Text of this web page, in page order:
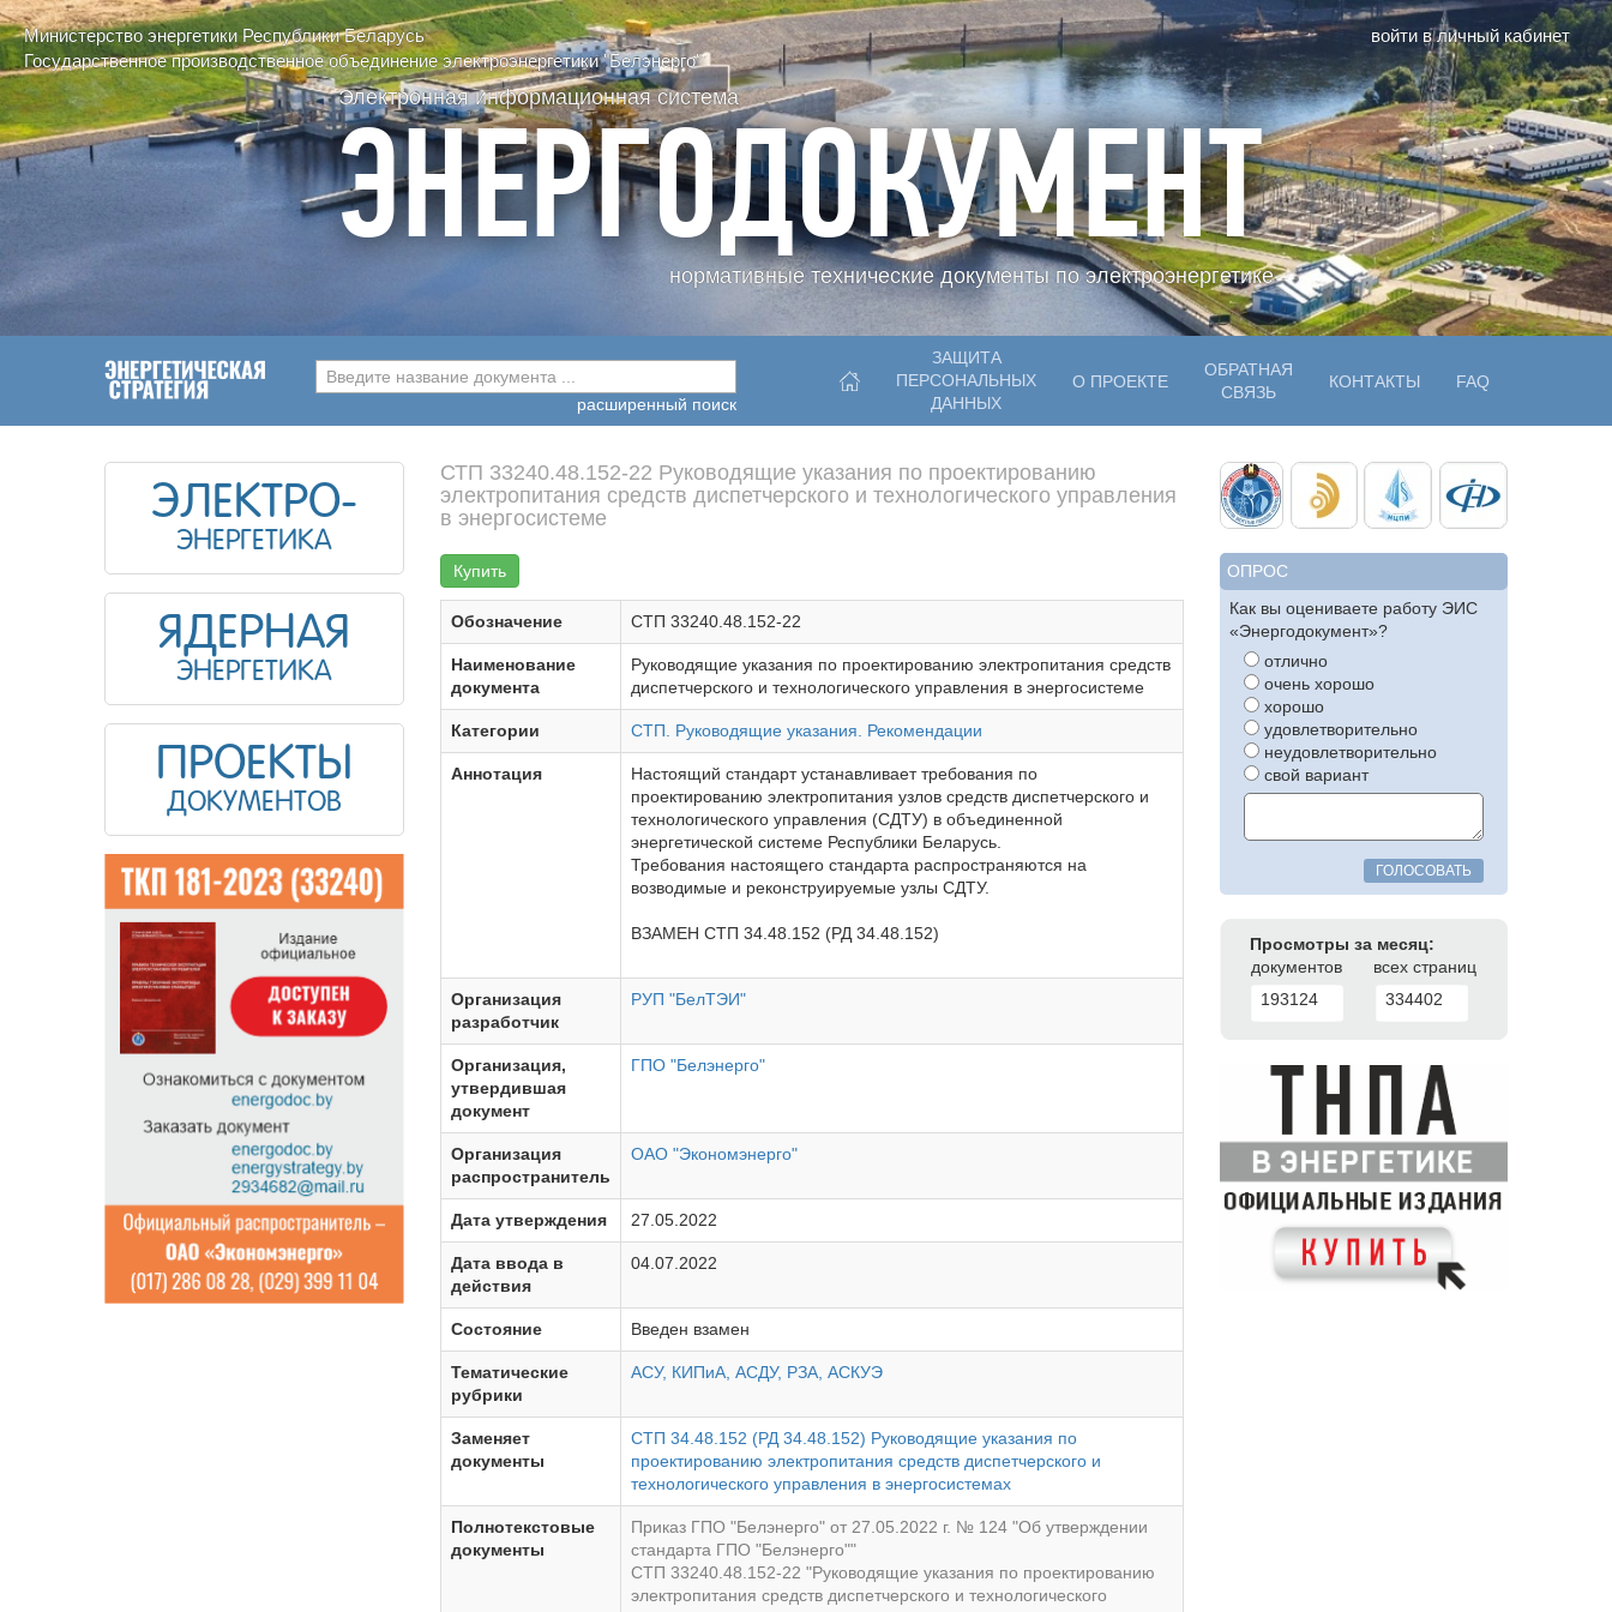
Министерство энергетики Республики Беларусь
Государственное производственное объединение электроэнергетики "Белэнерго"
войти в личный кабинет
Электронная информационная система
ЭНЕРГОДОКУМЕНТ
нормативные технические документы по электроэнергетике
Введите название документа ...
расширенный поиск
ЗАЩИТА
ПЕРСОНАЛЬНЫХ
ДАННЫХ
О ПРОЕКТЕ
ОБРАТНАЯ
СВЯЗЬ
КОНТАКТЫ FAQ
ЭЛЕКТРО-
ЭНЕРГЕТИКА
ЯДЕРНАЯ
ЭНЕРГЕТИКА
ПРОЕКТЫ
ДОКУМЕНТОВ
СТП 33240.48.152-22 Руководящие указания по проектированию
электропитания средств диспетчерского и технологического управления
в энергосистеме
Купить
Обозначение СТП 33240.48.152-22
Наименование
документа
Руководящие указания по проектированию электропитания средств
диспетчерского и технологического управления в энергосистеме
Категории СТП. Руководящие указания. Рекомендации
Аннотация
Настоящий стандарт устанавливает требования по
проектированию электропитания узлов средств диспетчерского и
технологического управления (СДТУ) в объединенной
энергетической системе Республики Беларусь.
Требования настоящего стандарта распространяются на
возводимые и реконструируемые узлы СДТУ.
ВЗАМЕН СТП 34.48.152 (РД 34.48.152)
Организация
разработчик
РУП "БелТЭИ"
Организация,
утвердившая
документ
ГПО "Белэнерго"
Организация
распространитель
ОАО "Экономэнерго"
Дата утверждения 27.05.2022
Дата ввода в
действия
04.07.2022
Состояние Введен взамен
Тематические
рубрики
АСУ, КИПиА, АСДУ, РЗА, АСКУЭ
Заменяет
документы
СТП 34.48.152 (РД 34.48.152) Руководящие указания по
проектированию электропитания средств диспетчерского и
технологического управления в энергосистемах
Полнотекстовые
документы
Приказ ГПО "Белэнерго" от 27.05.2022 г. № 124 "Об утверждении
стандарта ГПО "Белэнерго""
СТП 33240.48.152-22 "Руководящие указания по проектированию
электропитания средств диспетчерского и технологического
ОПРОС
Как вы оцениваете работу ЭИС
«Энергодокумент»?
отлично
очень хорошо
хорошо
удовлетворительно
неудовлетворительно
свой вариант
ГОЛОСОВАТЬ
Просмотры за месяц:
документов
всех страниц
193124
334402